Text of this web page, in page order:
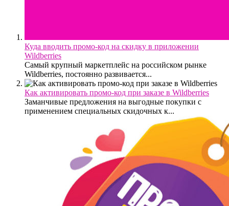
Куда вводить промо-код на скидку в приложении
Wildberries
Самый крупный маркетплейс на российском рынке
Wildberries, постоянно развивается...
Как активировать промо-код при заказе в Wildberries
Заманчивые предложения на выгодные покупки с
применением специальных скидочных к...